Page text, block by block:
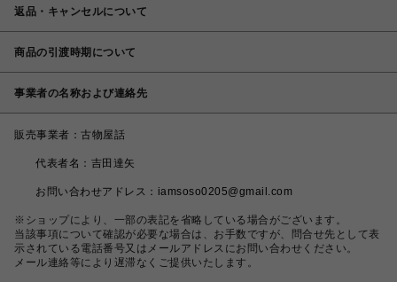
返品・キャンセルについて
商品の引渡時期について
事業者の名称および連絡先
販売事業者：古物屋話
	代表者名：吉田達矢
	お問い合わせアドレス：iamsoso0205@gmail.com
※ショップにより、一部の表記を省略している場合がございます。
当該事項について確認が必要な場合は、お手数ですが、問合せ先として表
示されている電話番号又はメールアドレスにお問い合わせください。
メール連絡等により遅滞なくご提供いたします。